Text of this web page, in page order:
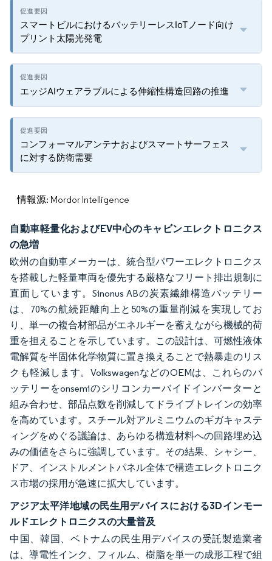
スマートビルにおけるバッテリーレスIoTノード向け
プリント太陽光発電
エッジAIウェアラブルによる伸縮性構造回路の推進
コンフォーマルアンテナおよびスマートサーフェス
に対する防衛需要
情報源: Mordor Intelligence
自動車軽量化およびEV中心のキャビンエレクトロニクス
の急増
欧州の自動車メーカーは、統合型パワーエレクトロニクス
を搭載した軽量車両を優先する厳格なフリート排出規制に
直面しています。Sinonus ABの炭素繊維構造バッテリー
は、70%の航続距離向上と50%の重量削減を実現してお
り、単一の複合材部品がエネルギーを蓄えながら機械的荷
重を担えることを示しています。この設計は、可燃性液体
電解質を半固体化学物質に置き換えることで熱暴走のリス
クも軽減します。VolkswagenなどのOEMは、これらのバ
ッテリーをonsemiのシリコンカーバイドインバーターと
組み合わせ、部品点数を削減してドライブトレインの効率
を高めています。スチール対アルミニウムのギガキャステ
ィングをめぐる議論は、あらゆる構造材料への回路埋め込
みの価値をさらに強調しています。その結果、シャシー、
ドア、インストルメントパネル全体で構造エレクトロニク
ス市場の採用が急速に拡大しています。
アジア太平洋地域の民生用デバイスにおける3Dインモー
ルドエレクトロニクスの大量普及
中国、韓国、ベトナムの民生用デバイスの受託製造業者
は、導電性インク、フィルム、樹脂を単一の成形工程で組